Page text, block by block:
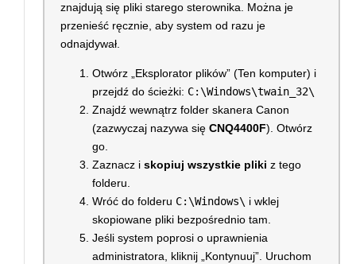
znajdują się pliki starego sterownika. Można je
przenieść ręcznie, aby system od razu je
odnajdywał.
Otwórz „Eksplorator plików” (Ten komputer) i
przejdź do ścieżki: C:\Windows\twain_32\
Znajdź wewnątrz folder skanera Canon
(zazwyczaj nazywa się CNQ4400F). Otwórz
go.
Zaznacz i skopiuj wszystkie pliki z tego
folderu.
Wróć do folderu C:\Windows\ i wklej
skopiowane pliki bezpośrednio tam.
Jeśli system poprosi o uprawnienia
administratora, kliknij „Kontynuuj”. Uruchom